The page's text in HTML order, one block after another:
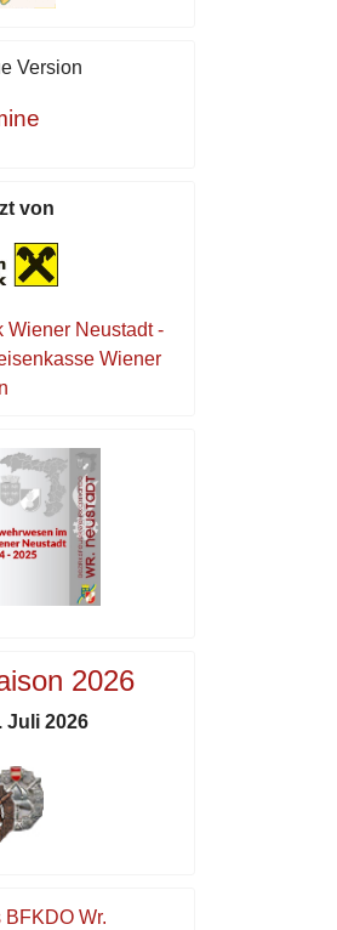
Version
von
Wiener Neustadt -
Wiener
2026
Juli 2026
BFKDO Wr.